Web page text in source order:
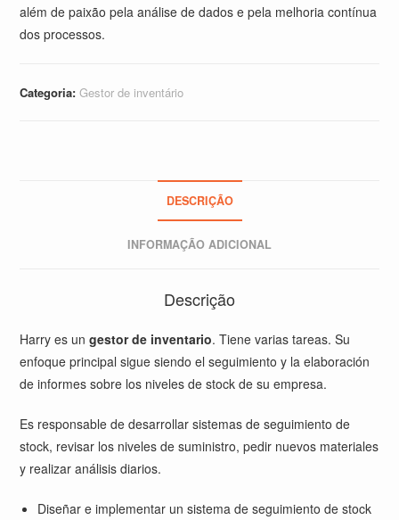
além de paixão pela análise de dados e pela melhoria contínua
dos processos.
Categoria:Gestor de inventário
DESCRIÇÃO
INFORMAÇÃO ADICIONAL
Descrição
Harry es ungestor de inventario. Tiene varias tareas. Su
enfoque principal sigue siendo el seguimiento y la elaboración
de informes sobre los niveles de stock de su empresa.
Es responsable de desarrollar sistemas de seguimiento de
stock, revisar los niveles de suministro, pedir nuevos materiales
y realizar análisis diarios.
Diseñar e implementar un sistema de seguimiento de stock